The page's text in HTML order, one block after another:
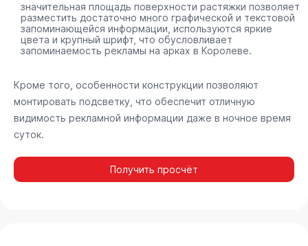
значительная площадь поверхности растяжки позволяет
разместить достаточно много графической и текстовой
запоминающейся информации, используются яркие
цвета и крупный шрифт, что обусловливает
запоминаемость рекламы на арках в Королеве.
Кроме того, особенности конструкции позволяют
монтировать подсветку, что обеспечит отличную
видимость рекламной информации даже в ночное время
суток.
Получить просчёт